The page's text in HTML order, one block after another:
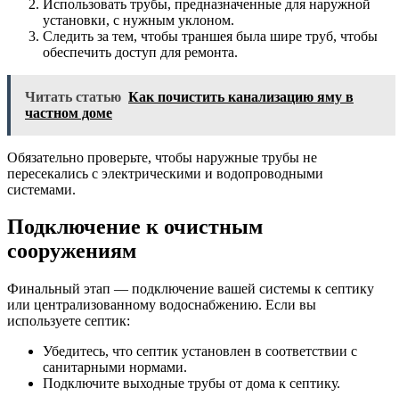
Использовать трубы, предназначенные для наружной
установки, с нужным уклоном.
Следить за тем, чтобы траншея была шире труб, чтобы
обеспечить доступ для ремонта.
Читать статью Как почистить канализацию яму в
частном доме
Обязательно проверьте, чтобы наружные трубы не
пересекались с электрическими и водопроводными
системами.
Подключение к очистным
сооружениям
Финальный этап — подключение вашей системы к септику
или централизованному водоснабжению. Если вы
используете септик:
Убедитесь, что септик установлен в соответствии с
санитарными нормами.
Подключите выходные трубы от дома к септику.